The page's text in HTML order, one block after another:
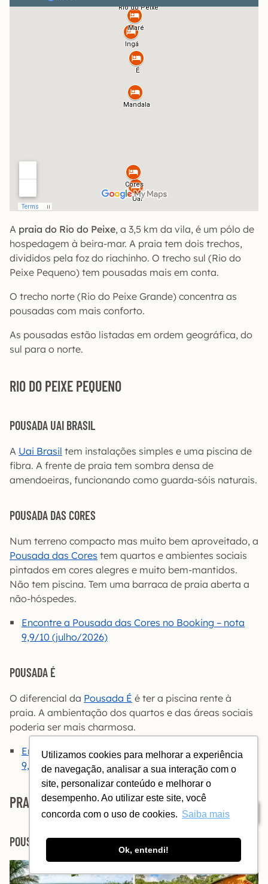
Utilizamos cookies para melhorar a experiência
de navegação, analisar a sua interação com o
site, personalizar conteúdo e melhorar o
desempenho. Ao utilizar este site, você
concorda com o uso de cookies. Saiba mais
Ok, entendi!
Índice
A praia do Rio do Peixe, a 3,5 km da vila, é um pólo de
hospedagem à beira-mar. A praia tem dois trechos,
divididos pela foz do riachinho. O trecho sul (Rio do
Peixe Pequeno) tem pousadas mais em conta.
O trecho norte (Rio do Peixe Grande) concentra as
pousadas com mais conforto.
As pousadas estão listadas em ordem geográfica, do
sul para o norte.
RIO DO PEIXE PEQUENO
POUSADA UAI BRASIL
A Uai Brasil tem instalações simples e uma piscina de
fibra. A frente de praia tem sombra densa de
amendoeiras, funcionando como guarda-sóis naturais.
POUSADA DAS CORES
Num terreno compacto mas muito bem aproveitado, a
Pousada das Cores tem quartos e ambientes sociais
pintados em cores alegres e muito bem-mantidos.
Não tem piscina. Tem uma barraca de praia aberta a
não-hóspedes.
Encontre a Pousada das Cores no Booking – nota
9,9/10 (julho/2026)
POUSADA É
O diferencial da Pousada É é ter a piscina rente à
praia. A ambientação dos quartos e das áreas sociais
poderia ser mais charmosa.
Encontre a Pousada É no Booking – última nota
9,3/10 (abril/2021)
PRAIA DO RIO DO PEIXE GRANDE
POUSADA MANDALA